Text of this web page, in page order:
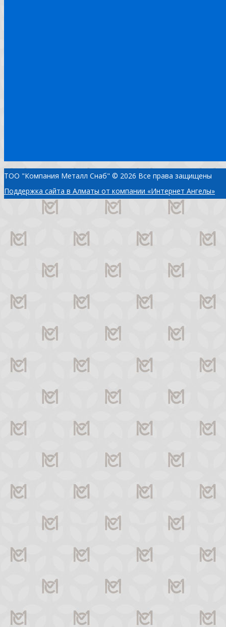
ТОО "Компания Металл Снаб" © 2026 Все права защищены
Поддержка сайта в Алматы от компании «Интернет Ангелы»